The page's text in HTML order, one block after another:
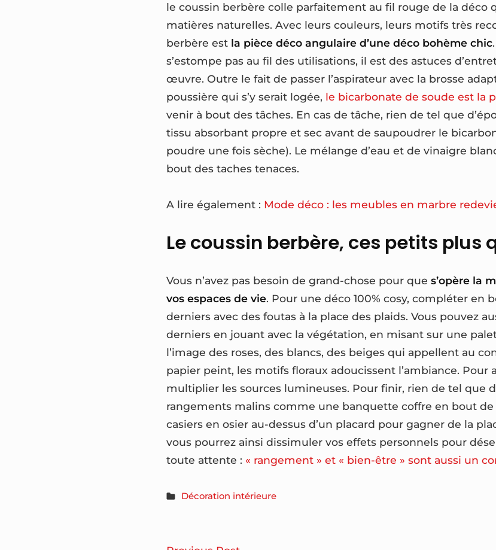
le coussin berbère colle parfaitement au fil rouge de la déco
matières naturelles. Avec leurs couleurs, leurs motifs très
berbère est la pièce déco angulaire d’une déco bohème chic
s’estompe pas au fil des utilisations, il est des astuces
œuvre. Outre le fait de passer l’aspirateur avec la brosse
poussière qui s’y serait logée, le bicarbonate de soude est la
venir à bout des tâches. En cas de tâche, rien de tel que
tissu absorbant propre et sec avant de saupoudrer le
poudre une fois sèche). Le mélange d’eau et de vinaigre
bout des taches tenaces.
A lire également : Mode déco : les meubles en marbre
Le coussin berbère, ces petits plus
Vous n’avez pas besoin de grand-chose pour ques’opère la
vos espaces de vie. Pour une déco 100% cosy, compléter en
derniers avec des foutas à la place des plaids. Vous pouvez
derniers en jouant avec la végétation, en misant sur une
l’image des roses, des blancs, des beiges qui appellent au
papier peint, les motifs floraux adoucissent l’ambiance. Pour
multiplier les sources lumineuses. Pour finir, rien de tel que
rangements malins comme une banquette coffre en bout de
casiers en osier au-dessus d’un placard pour gagner de la
vous pourrez ainsi dissimuler vos effets personnels pour
toute attente : « rangement » et « bien-être » sont aussi un
Décoration intérieure